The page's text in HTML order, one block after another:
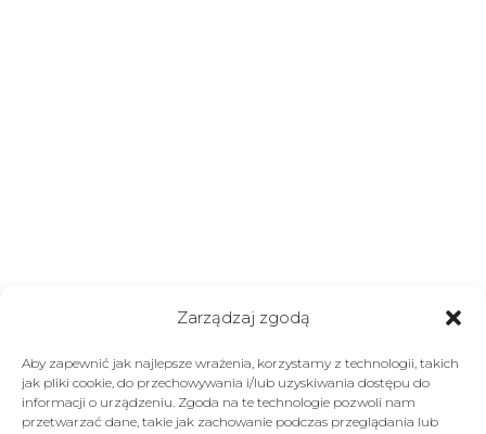
Zarządzaj zgodą
Aby zapewnić jak najlepsze wrażenia, korzystamy z technologii, takich
jak pliki cookie, do przechowywania i/lub uzyskiwania dostępu do
informacji o urządzeniu. Zgoda na te technologie pozwoli nam
przetwarzać dane, takie jak zachowanie podczas przeglądania lub